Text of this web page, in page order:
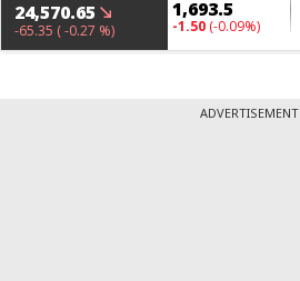
ADVERTISEMENT